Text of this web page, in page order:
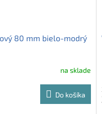
80 mm bielo-modrý
na sklade
Do košíka